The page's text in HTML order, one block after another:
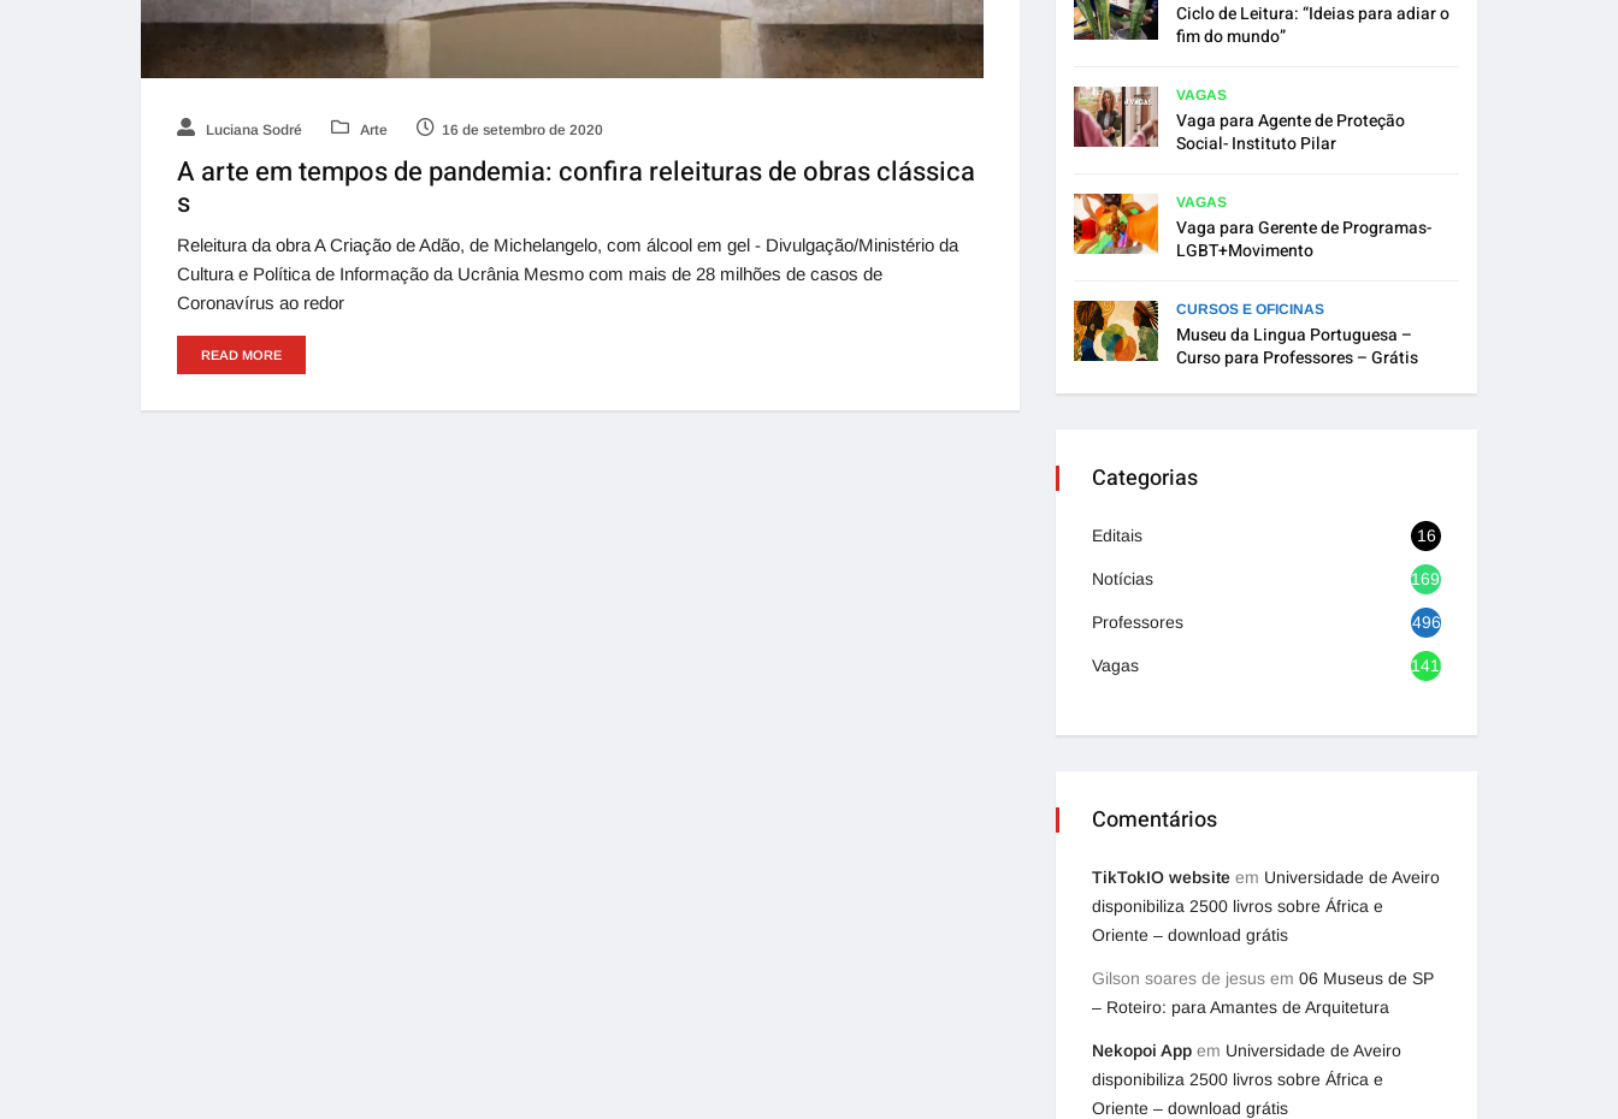
Luciana Sodré Arte 16 de setembro de 2020
A arte em tempos de pandemia: confira releituras de obras clássica
s
Releitura da obra A Criação de Adão, de Michelangelo, com álcool em gel - Divulgação/Ministério da
Cultura e Política de Informação da Ucrânia Mesmo com mais de 28 milhões de casos de
Coronavírus ao redor
READ MORE
Ciclo de Leitura: “Ideias para adiar o
fim do mundo”
VAGAS
Vaga para Agente de Proteção
Social- Instituto Pilar
VAGAS
Vaga para Gerente de Programas-
LGBT+Movimento
CURSOS E OFICINAS
Museu da Lingua Portuguesa –
Curso para Professores – Grátis
Categorias
Editais 16
Notícias 1692
Professores 496
Vagas 1416
Comentários
TikTokIO website em Universidade de Aveiro
disponibiliza 2500 livros sobre África e
Oriente – download grátis
Gilson soares de jesus em 06 Museus de SP
– Roteiro: para Amantes de Arquitetura
Nekopoi App em Universidade de Aveiro
disponibiliza 2500 livros sobre África e
Oriente – download grátis